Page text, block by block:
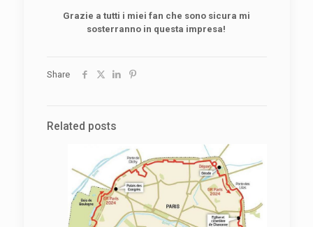
Grazie a tutti i miei fan che sono sicura mi
sosterranno in questa impresa!
Share
Related posts